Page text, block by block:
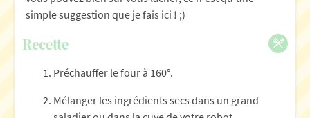
simple suggestion que je fais ici ! ;)
Recette
Préchauffer le four à 160°.
Mélanger les ingrédients secs dans un grand